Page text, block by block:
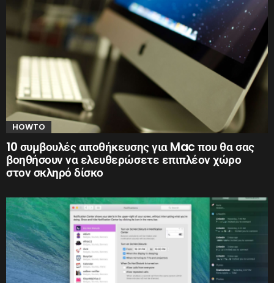
HOWTO
10 συμβουλές αποθήκευσης για Mac που θα σας
βοηθήσουν να ελευθερώσετε επιπλέον χώρο
στον σκληρό δίσκο